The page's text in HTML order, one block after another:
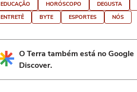
EDUCAÇÃO HORÓSCOPO DEGUSTA
ENTRETÊ
BYTE ESPORTES NÓS
O Terra também está no Google
Discover.